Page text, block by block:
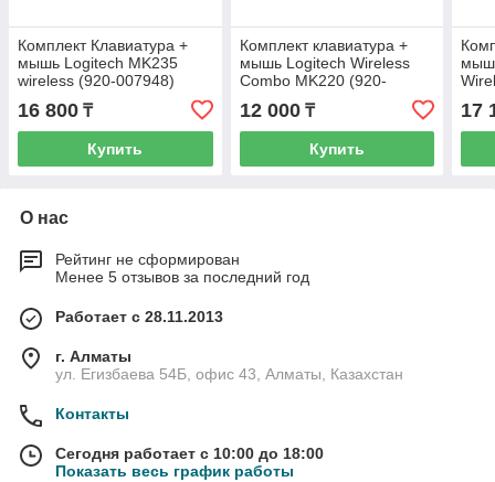
Комплект Клавиатура +
мышь Logitech MK235
wireless (920-007948)
16 800 ₸
Купить
Комплект клавиатура +
мышь Logitech Wireless
Combo MK220 (920-
12 000₸
Купить
17
О нас
Рейтинг не сформирован
Менее 5 отзывов за последний год
Работает с 28.11.2013
г. Алматы
ул. Егизбаева 54Б, офис 43, Алматы, Казахстан
Контакты
Сегодня работает с 10:00 до 18:00
Показать весь график работы